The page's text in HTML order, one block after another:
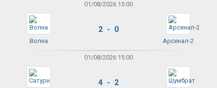
01/08/2026 15:00
Волна
2 - 0
Арсенал-2
01/08/2026 15:00
4 - 2